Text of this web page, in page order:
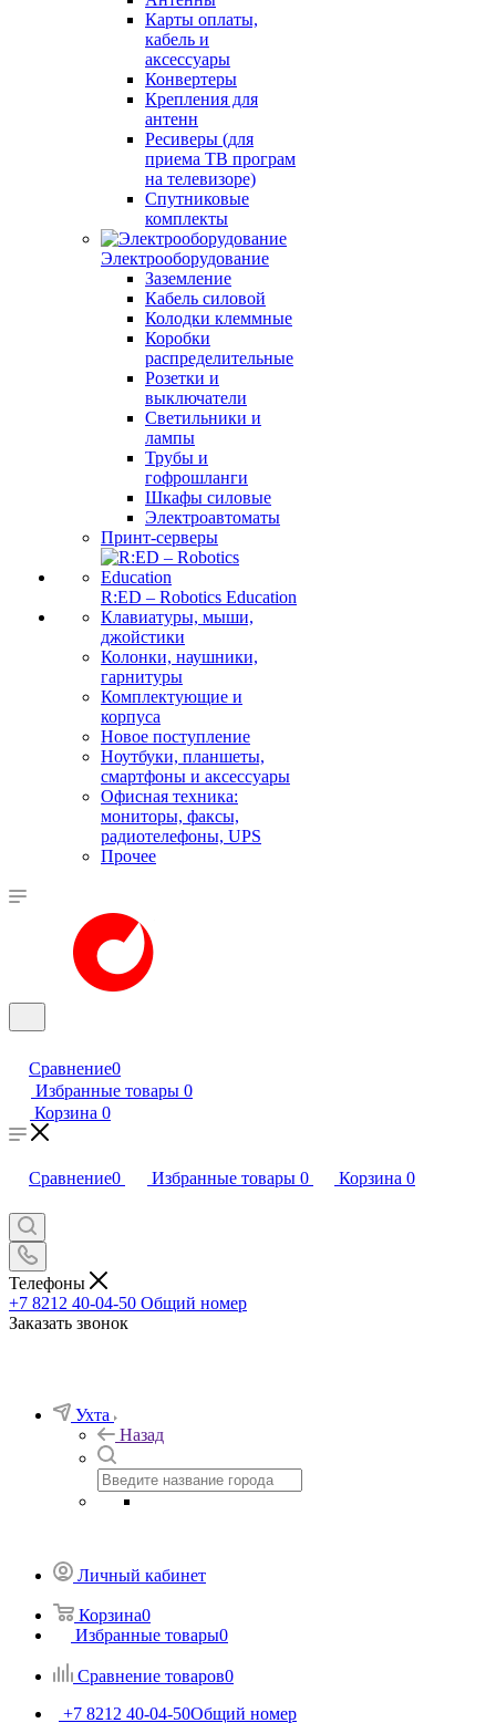
Карты оплаты,
кабель и
аксессуары
Конвертеры
Крепления для
антенн
Ресиверы (для
приема ТВ програм
на телевизоре)
Спутниковые
комплекты
Электрооборудование
Заземление
Кабель силовой
Колодки клеммные
Коробки
распределительные
Розетки и
выключатели
Светильники и
лампы
Трубы и
гофрошланги
Шкафы силовые
Электроавтоматы
Принт-серверы
R:ED – Robotics Education
Клавиатуры, мыши,
джойстики
Колонки, наушники,
гарнитуры
Комплектующие и
корпуса
Новое поступление
Ноутбуки, планшеты,
смартфоны и аксессуары
Офисная техника:
мониторы, факсы,
радиотелефоны, UPS
Прочее
Сравнение0
Избранные товары 0
Корзина 0
Сравнение0 Избранные товары 0 Корзина 0
Телефоны
+7 8212 40-04-50 Общий номер
Заказать звонок
Ухта
Назад
Личный кабинет
Корзина0
Избранные товары0
Сравнение товаров0
+7 8212 40-04-50Общий номер